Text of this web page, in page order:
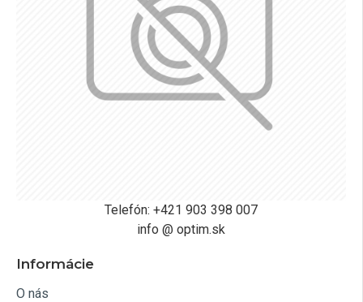
Telefón: +421 903 398 007
info @ optim.sk
Informácie
O nás